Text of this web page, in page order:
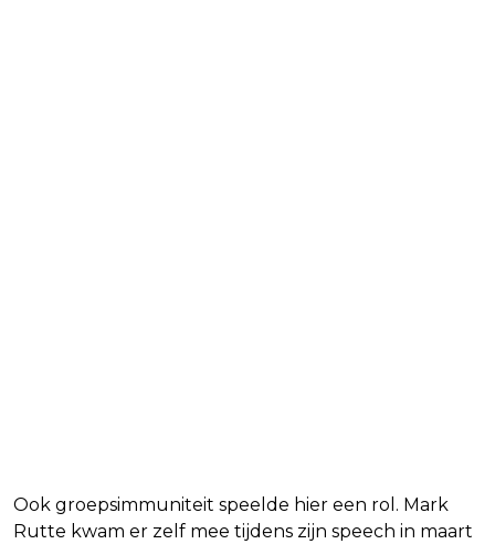
Ook groepsimmuniteit speelde hier een rol. Mark
Rutte kwam er zelf mee tijdens zijn speech in maart